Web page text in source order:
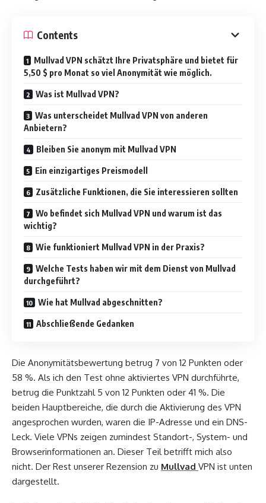
Contents
Mullvad VPN schätzt Ihre Privatsphäre und bietet für
5,50 $ pro Monat so viel Anonymität wie möglich.
Was ist Mullvad VPN?
Was unterscheidet Mullvad VPN von anderen
Anbietern?
Bleiben Sie anonym mit Mullvad VPN
Ein einzigartiges Preismodell
Zusätzliche Funktionen, die Sie interessieren sollten
Wo befindet sich Mullvad VPN und warum ist das
wichtig?
Wie funktioniert Mullvad VPN in der Praxis?
Welche Tests haben wir mit dem Dienst von Mullvad
durchgeführt?
Wie hat Mullvad abgeschnitten?
Abschließende Gedanken
Die Anonymitätsbewertung betrug 7 von 12 Punkten oder
58 %. Als ich den Test ohne aktiviertes VPN durchführte,
betrug die Punktzahl 5 von 12 Punkten oder 41 %. Die
beiden Hauptbereiche, die durch die Aktivierung des VPN
angesprochen wurden, waren die IP-Adresse und ein DNS-
Leck. Viele VPNs zeigen zumindest Standort-, System- und
Browserinformationen an. Dieser Teil betrifft mich also
nicht. Der Rest unserer Rezension zu Mullvad VPN ist unten
dargestellt.